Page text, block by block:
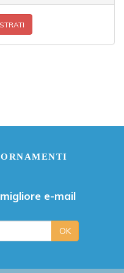
e-mail
OK